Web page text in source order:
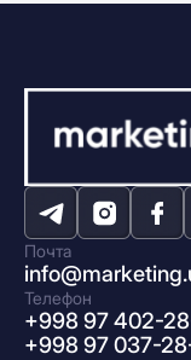
Почта
Телефон
+998 97 402-
+998 97 037-